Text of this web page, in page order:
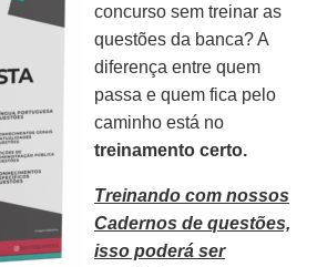
concurso sem treinar as
questões da banca? A
diferença entre quem
passa e quem fica pelo
caminho está no
treinamento certo.
Treinando com nossos
Cadernos de questões,
isso poderá ser